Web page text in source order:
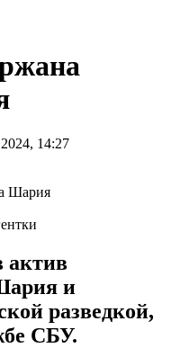
14:27
актив
и
разведкой,
СБУ.